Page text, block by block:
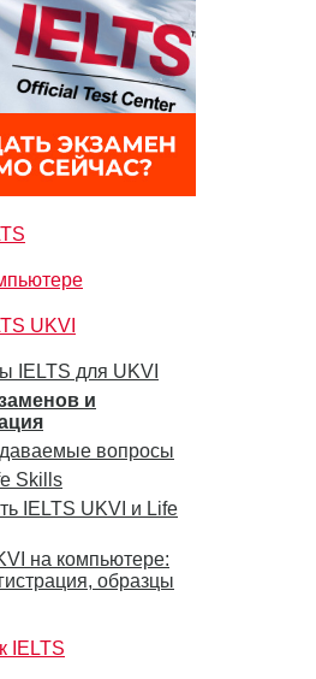
UKVI
IELTS для UKVI
и
вопросы
Skills
IELTS UKVI и Life
на компьютере:
образцы
IELTS